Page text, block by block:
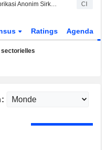
Tofas Türk Otomobil Fabrikasi Anonim Sirketi publie ses résultats pour le deuxième trimestre et le premier semestre clos le 30 juin 2026 CI
Ratings Agenda
sectorielles